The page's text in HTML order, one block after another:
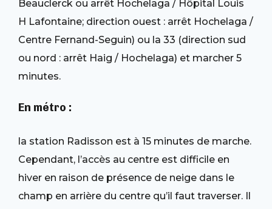
Beauclerck ou arrêt Hochelaga / Hôpital Louis
H Lafontaine; direction ouest : arrêt Hochelaga /
Centre Fernand-Seguin) ou la 33 (direction sud
ou nord : arrêt Haig / Hochelaga) et marcher 5
minutes.
En métro :
la station Radisson est à 15 minutes de marche.
Cependant, l’accès au centre est difficile en
hiver en raison de présence de neige dans le
champ en arrière du centre qu’il faut traverser. Il